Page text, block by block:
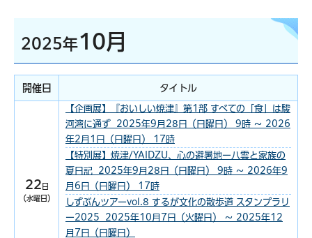
2025年10月
開催日 タイトル
22 日
（水曜日）
【企画展】『おいしい焼津』第1部 すべての「食」は駿
河湾に通ず 2025年9月28日（日曜日） 9時 ～ 2026
年2月1日（日曜日） 17時
【特別展】焼津/YAIDZU、心の避暑地ー八雲と家族の
夏日記 2025年9月28日（日曜日） 9時 ～ 2026年9
月6日（日曜日） 17時
しずぶんツアーvol.8 するが文化の散歩道 スタンプラリ
ー2025 2025年10月7日（火曜日） ～ 2025年12
月7日（日曜日）